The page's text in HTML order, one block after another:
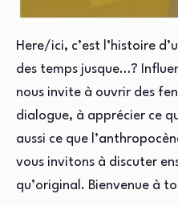
Here/ici, c’est l’histoire
des temps jusque…?
nous invite à ouvrir des
dialogue, à apprécier ce
aussi ce que
vous invitons à discuter
qu’original. Bienvenue à